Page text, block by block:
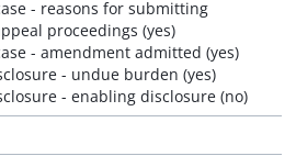
- reasons for submitting
proceedings (yes)
- amendment admitted (yes)
- undue burden (yes)
- enabling disclosure (no)